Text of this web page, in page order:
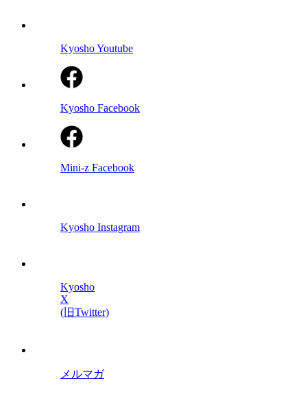
Kyosho Youtube
Kyosho Facebook
Mini-z Facebook
Kyosho Instagram
Kyosho
X
(旧Twitter)
メルマガ